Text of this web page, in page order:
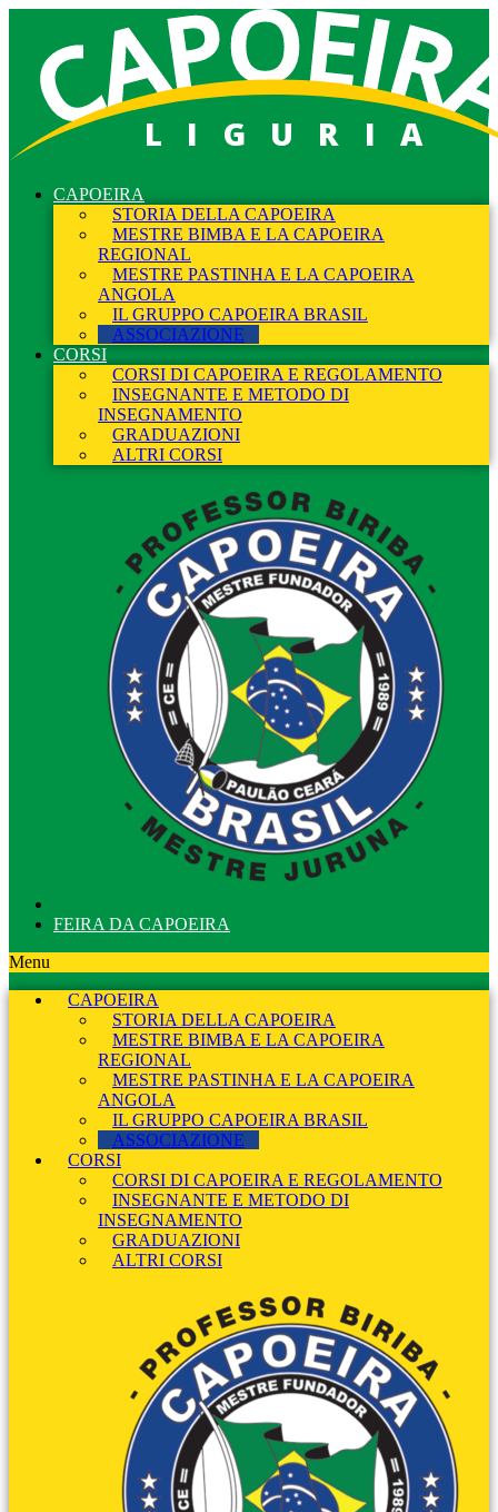
LIGURIA
CAPOEIRA
STORIA DELLA CAPOEIRA
MESTRE BIMBA E LA CAPOEIRA
REGIONAL
MESTRE PASTINHA E LA CAPOEIRA
ANGOLA
IL GRUPPO CAPOEIRA BRASIL
ASSOCIAZIONE
CORSI
CORSI DI CAPOEIRA E REGOLAMENTO
INSEGNANTE E METODO DI
INSEGNAMENTO
GRADUAZIONI
ALTRI CORSI
FEIRA DA CAPOEIRA
Menu
CAPOEIRA
STORIA DELLA CAPOEIRA
MESTRE BIMBA E LA CAPOEIRA
REGIONAL
MESTRE PASTINHA E LA CAPOEIRA
ANGOLA
IL GRUPPO CAPOEIRA BRASIL
ASSOCIAZIONE
CORSI
CORSI DI CAPOEIRA E REGOLAMENTO
INSEGNANTE E METODO DI
INSEGNAMENTO
GRADUAZIONI
ALTRI CORSI